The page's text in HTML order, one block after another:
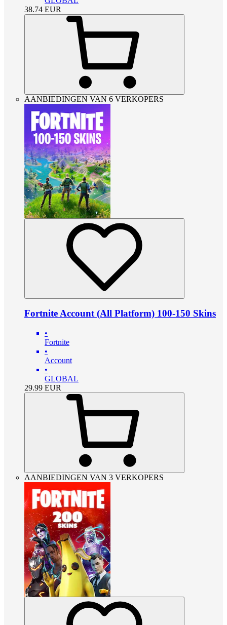
38.74 EUR
AANBIEDINGEN VAN 6 VERKOPERS
Fortnite Account (All Platform) 100-150 Skins
•
Fortnite
•
Account
•
GLOBAL
29.99 EUR
AANBIEDINGEN VAN 3 VERKOPERS